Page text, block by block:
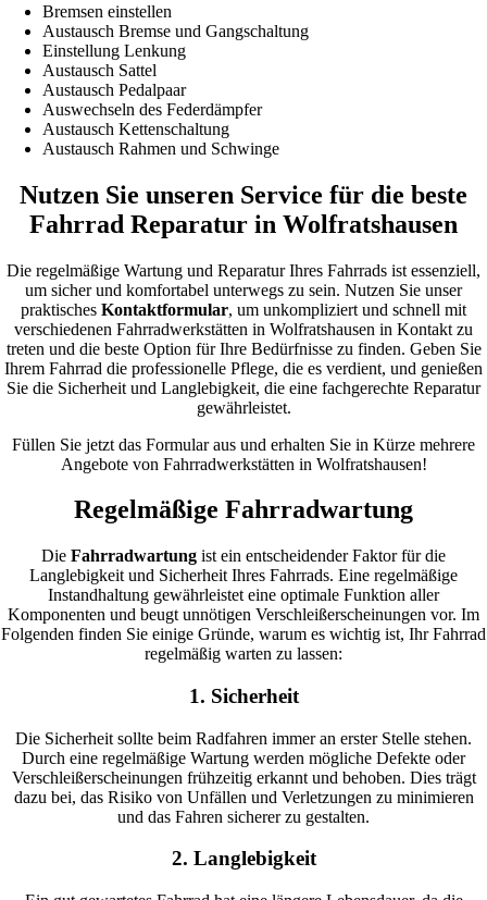
Bremsen einstellen
Austausch Bremse und Gangschaltung
Einstellung Lenkung
Austausch Sattel
Austausch Pedalpaar
Auswechseln des Federdämpfer
Austausch Kettenschaltung
Austausch Rahmen und Schwinge
Nutzen Sie unseren Service für die beste
Fahrrad Reparatur in Wolfratshausen
Die regelmäßige Wartung und Reparatur Ihres Fahrrads ist essenziell,
um sicher und komfortabel unterwegs zu sein. Nutzen Sie unser
praktisches Kontaktformular, um unkompliziert und schnell mit
verschiedenen Fahrradwerkstätten in Wolfratshausen in Kontakt zu
treten und die beste Option für Ihre Bedürfnisse zu finden. Geben Sie
Ihrem Fahrrad die professionelle Pflege, die es verdient, und genießen
Sie die Sicherheit und Langlebigkeit, die eine fachgerechte Reparatur
gewährleistet.
Füllen Sie jetzt das Formular aus und erhalten Sie in Kürze mehrere
Angebote von Fahrradwerkstätten in Wolfratshausen!
Regelmäßige Fahrradwartung
Die Fahrradwartung ist ein entscheidender Faktor für die
Langlebigkeit und Sicherheit Ihres Fahrrads. Eine regelmäßige
Instandhaltung gewährleistet eine optimale Funktion aller
Komponenten und beugt unnötigen Verschleißerscheinungen vor. Im
Folgenden finden Sie einige Gründe, warum es wichtig ist, Ihr Fahrrad
regelmäßig warten zu lassen:
1. Sicherheit
Die Sicherheit sollte beim Radfahren immer an erster Stelle stehen.
Durch eine regelmäßige Wartung werden mögliche Defekte oder
Verschleißerscheinungen frühzeitig erkannt und behoben. Dies trägt
dazu bei, das Risiko von Unfällen und Verletzungen zu minimieren
und das Fahren sicherer zu gestalten.
2. Langlebigkeit